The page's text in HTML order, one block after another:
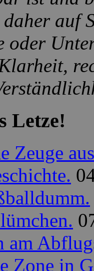
auf
oder
Letze!
Zeuge
am
Zone in